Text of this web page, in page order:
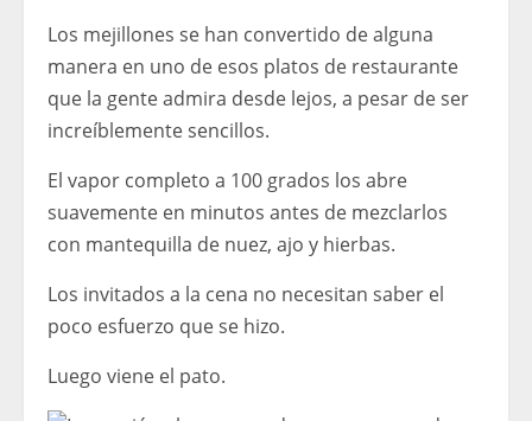
Los mejillones se han convertido de alguna
manera en uno de esos platos de restaurante
que la gente admira desde lejos, a pesar de ser
increíblemente sencillos.
El vapor completo a 100 grados los abre
suavemente en minutos antes de mezclarlos
con mantequilla de nuez, ajo y hierbas.
Los invitados a la cena no necesitan saber el
poco esfuerzo que se hizo.
Luego viene el pato.